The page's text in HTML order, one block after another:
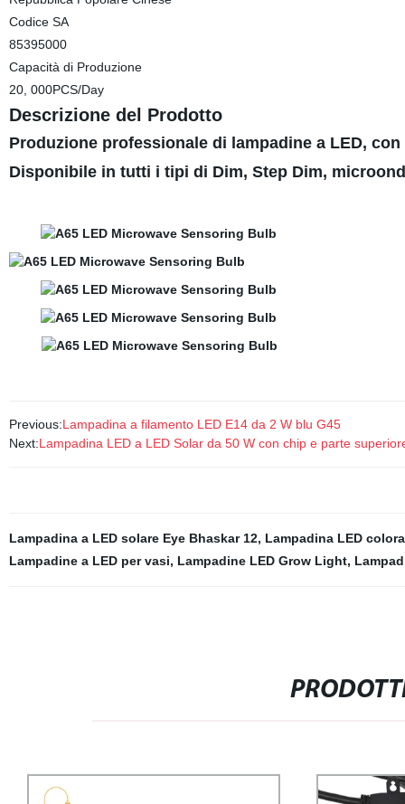
Codice SA
85395000
Capacità di Produzione
20, 000PCS/Day
Descrizione del Prodotto
Produzione professionale di lampadine a LED, con
Disponibile in tutti i tipi di Dim, Step Dim,
Previous:Lampadina a filamento LED E14 da 2 W blu G45
Next:Lampadina LED a LED Solar da 50 W con chip e parte
Lampadina a LED solare Eye Bhaskar 12, Lampadina LED
Lampadine a LED per vasi, Lampadine LED Grow Light,